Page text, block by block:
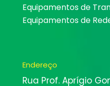
Equipamentos de
Equipamentos de
Endereço
Rua Prof. Aprígio